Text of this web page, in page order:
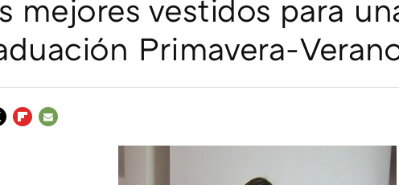
mejores vestidos para
Primavera-